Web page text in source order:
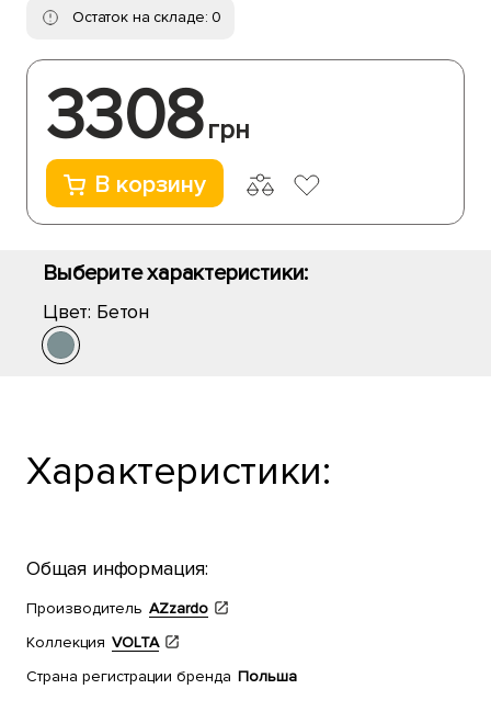
Остаток на складе: 0
3308грн
В корзину
Выберите характеристики:
Цвет: Бетон
Характеристики:
Общая информация:
Производитель AZzardo
Коллекция VOLTA
Страна регистрации бренда Польша